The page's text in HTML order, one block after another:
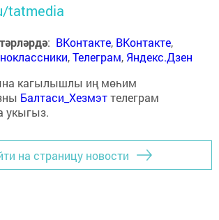
tatmedia
: ВКонтакте, ВКонтакте,
,Телеграм, Яндекс.Дзен
кагылышлы иң мөһим
Балтаси_Хезмэттелеграм
укыгыз.
на страницу новости